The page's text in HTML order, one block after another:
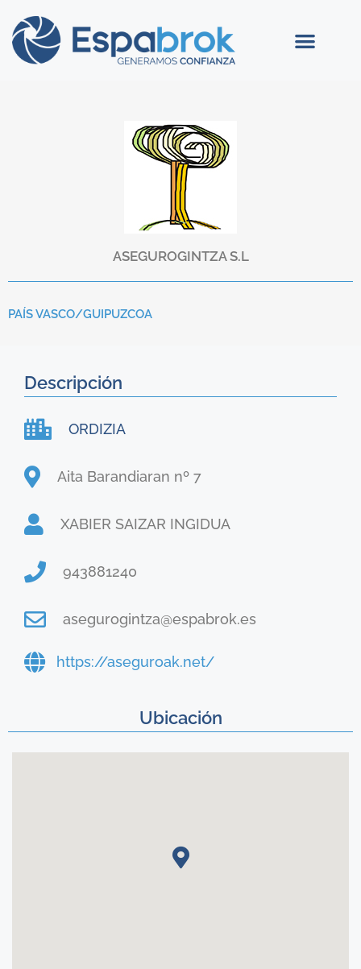
ASEGUROGINTZA S.L
PAÍS VASCO/GUIPUZCOA
Descripción
ORDIZIA
Aita Barandiaran nº 7
XABIER SAIZAR INGIDUA
943881240
asegurogintza@espabrok.es
https://aseguroak.net/
Ubicación